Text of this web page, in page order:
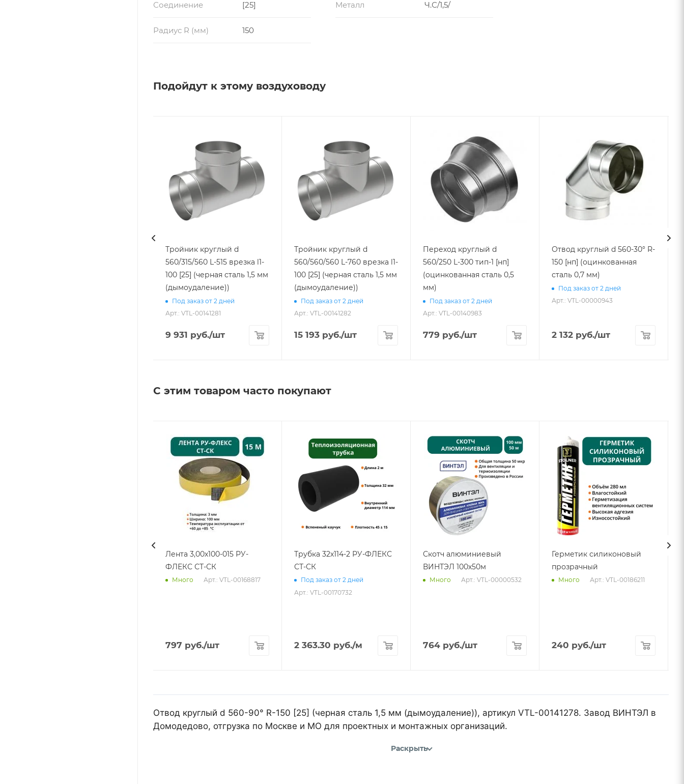
Соединение [25] Металл Ч.С/1,5/
Радиус R (мм) 150
Подойдут к этому воздуховоду
Тройник круглый d
560/315/560 L-515 врезка l1-
100 [25] (черная сталь 1,5 мм
(дымоудаление))
Под заказ от 2 дней
Арт.: VTL-00141281
9 931 руб./шт
Тройник круглый d
560/560/560 L-760 врезка l1-
100 [25] (черная сталь 1,5 мм
(дымоудаление))
Под заказ от 2 дней
Арт.: VTL-00141282
15 193 руб./шт
Переход круглый d
560/250 L-300 тип-1 [нп]
(оцинкованная сталь 0,5
мм)
Под заказ от 2 дней
Арт.: VTL-00140983
779 руб./шт
Отвод круглый d 560-30° R-
150 [нп] (оцинкованная
сталь 0,7 мм)
Под заказ от 2 дней
Арт.: VTL-00000943
2 132 руб./шт
С этим товаром часто покупают
Лента 3,00х100-015 РУ-
ФЛЕКС СТ-СК
Много Арт.: VTL-00168817
797 руб./шт
Трубка 32х114-2 РУ-ФЛЕКС
СТ-СК
Под заказ от 2 дней
Арт.: VTL-00170732
2 363.30 руб./м
Скотч алюминиевый
ВИНТЭЛ 100х50м
Много Арт.: VTL-00000532
764 руб./шт
Герметик силиконовый
прозрачный
Много Арт.: VTL-00186211
240 руб./шт
Отвод круглый d 560-90° R-150 [25] (черная сталь 1,5 мм (дымоудаление)), артикул VTL-00141278. Завод ВИНТЭЛ в
Домодедово, отгрузка по Москве и МО для проектных и монтажных организаций.
Раскрыть